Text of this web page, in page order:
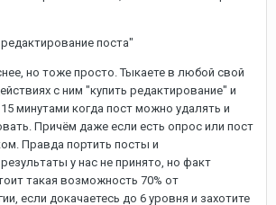
поста"
но тоже просто. Тыкаете в любой свой
с ним "купить редактирование" и
минутами когда пост можно удалять и
Причём даже если есть опрос или пост
Правда портить посты и
у нас не принято, но факт
такая возможность 70% от
если докачаетесь до 6 уровня и захотите